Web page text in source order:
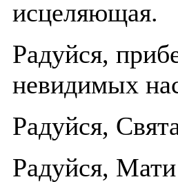
исцеляющая.
Радуйся,
невидимых
Радуйся,
Радуйся,